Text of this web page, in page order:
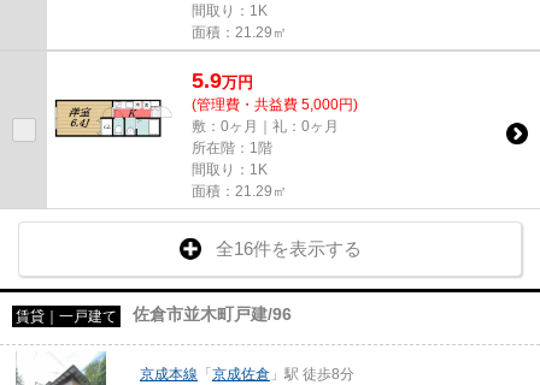
間取り：1K
面積：21.29㎡
5.9万円
(管理費・共益費 5,000円)
敷：0ヶ月｜礼：0ヶ月
所在階：1階
間取り：1K
面積：21.29㎡
全16件を表示する
賃貸｜一戸建て 佐倉市並木町戸建/96
京成本線 「京成佐倉 」駅 徒歩8分